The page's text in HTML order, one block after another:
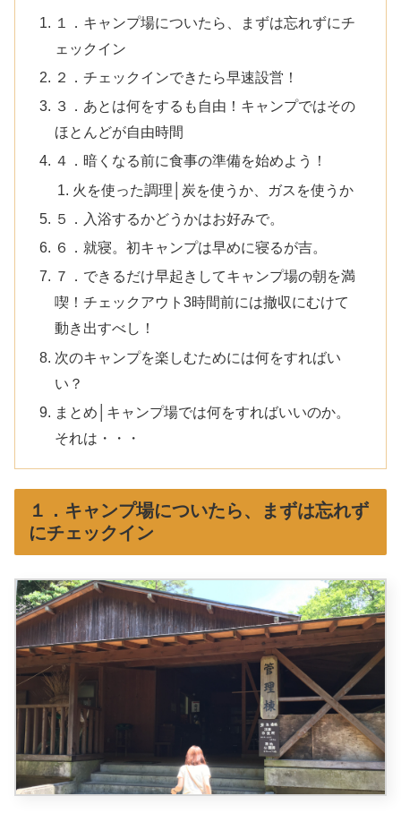
１．キャンプ場についたら、まずは忘れずにチ
ェックイン
２．チェックインできたら早速設営！
３．あとは何をするも自由！キャンプではその
ほとんどが自由時間
４．暗くなる前に食事の準備を始めよう！
火を使った調理│炭を使うか、ガスを使うか
５．入浴するかどうかはお好みで。
６．就寝。初キャンプは早めに寝るが吉。
７．できるだけ早起きしてキャンプ場の朝を満
喫！チェックアウト3時間前には撤収にむけて
動き出すべし！
次のキャンプを楽しむためには何をすればい
い？
まとめ│キャンプ場では何をすればいいのか。
それは・・・
１．キャンプ場についたら、まずは忘れず
にチェックイン